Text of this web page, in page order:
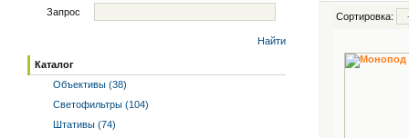
Запрос
Найти
Каталог
Объективы (38)
Светофильтры (104)
Штативы (74)
Сортировка: